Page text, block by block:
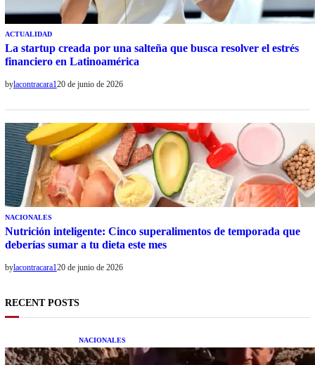
ACTUALIDAD
La startup creada por una salteña que busca resolver el estrés
financiero en Latinoamérica
bylacontracara120 de junio de 2026
NACIONALES
Nutrición inteligente: Cinco superalimentos de temporada que
deberías sumar a tu dieta este mes
bylacontracara120 de junio de 2026
RECENT POSTS
NACIONALES
Una mujer asegura haber peleado con un